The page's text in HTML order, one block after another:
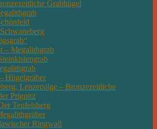
Grabhügel
– Megalithgrab
Hügelgräber
Lenzersilge – Bronzezeitliche
Prignitz
Teufelsberg
Ringwall